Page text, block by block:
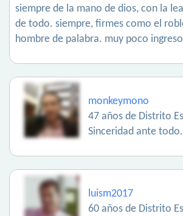
siempre de la mano de dios, con la
de todo. siempre, firmes como el
hombre de palabra. muy poco
monkeymono
47 años de Distrito
Sinceridad ante
luism2017
60 años de Distrito